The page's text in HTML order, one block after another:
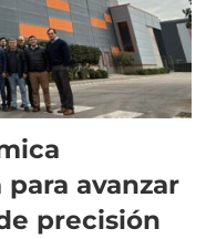
avanzar
precisión